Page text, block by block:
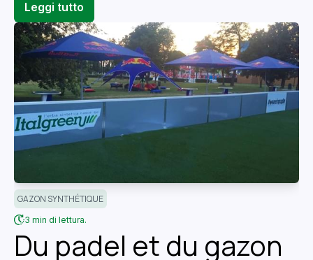
Leggi tutto
GAZON SYNTHÉTIQUE
3 min di lettura.
Du padel et du gazon